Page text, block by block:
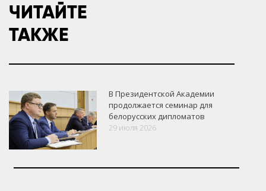
ЧИТАЙТЕ
ТАКЖЕ
В Президентской Академии
продолжается семинар для
белорусских дипломатов
29 июля 2026